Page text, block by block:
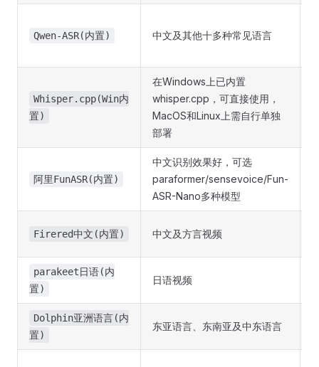
Qwen-ASR(内置) 中文及其他十多种常见语言
Whisper.cpp(Win内
置)
在Windows上已内置
whisper.cpp，可直接使用，
MacOS和Linux上需自行单独
部署
阿里FunASR(内置)
中文识别效果好，可选
paraformer/sensevoice/Fun-
ASR-Nano多种模型
Firered中文(内置) 中文及方言视频
parakeet日语(内
置)
日语视频
Dolphin亚洲语言(内
置)
东亚语言、东南亚及中东语言